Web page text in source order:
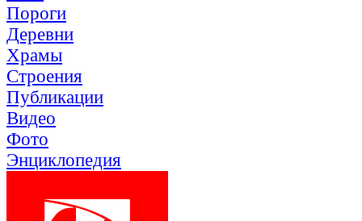
Пороги
Деревни
Храмы
Строения
Публикации
Видео
Фото
Энциклопедия